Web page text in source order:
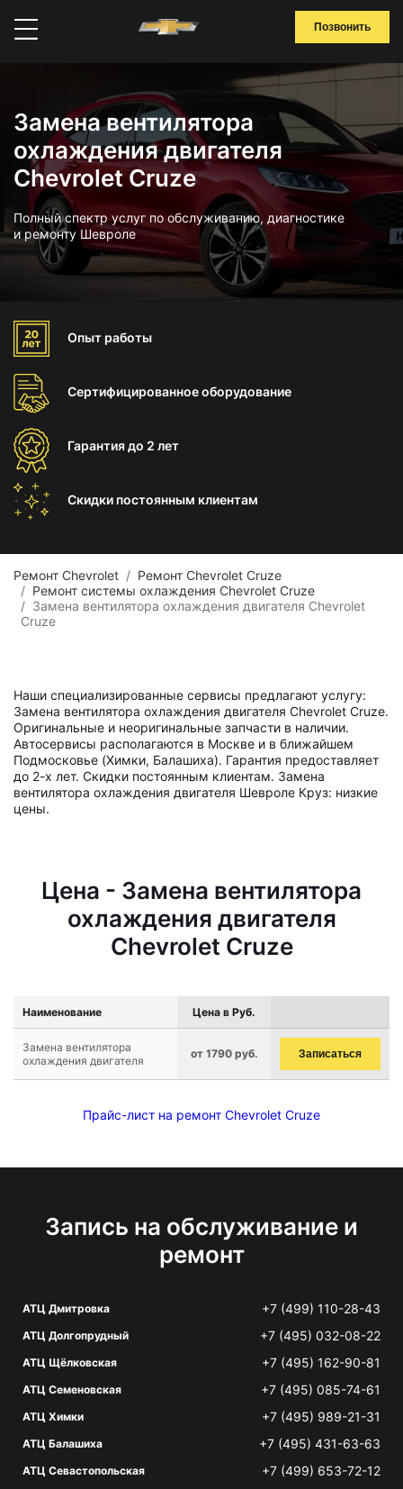
Позвонить
Замена вентилятора
охлаждения двигателя
Chevrolet Cruze
Полный спектр услуг по обслуживанию, диагностике
и ремонту Шевроле
Опыт работы
Сертифицированноеоборудование
Гарантиядо 2 лет
Скидки постоянным клиентам
Ремонт Chevrolet
Ремонт Chevrolet Cruze
Ремонт системы охлаждения Chevrolet Cruze
Замена вентилятора охлаждения двигателя Chevrolet
Cruze
Наши специализированные сервисы предлагают услугу:
Замена вентилятора охлаждения двигателя Chevrolet Cruze.
Оригинальные и неоригинальные запчасти в наличии.
Автосервисы располагаются в Москве и в ближайшем
Подмосковье (Химки, Балашиха). Гарантия предоставляет
до 2-х лет. Скидки постоянным клиентам. Замена
вентилятора охлаждения двигателя Шевроле Круз: низкие
цены.
Цена - Замена вентилятора
охлаждения двигателя
Chevrolet Cruze
Наименование Цена в Руб.
Замена вентилятора
охлаждения двигателя
от 1790 руб. Записаться
Прайс-лист на ремонт Chevrolet Cruze
Запись на обслуживание и
ремонт
АТЦ Дмитровка +7 (499) 110-28-43
АТЦ Долгопрудный +7 (495) 032-08-22
АТЦ Щёлковская +7 (495) 162-90-81
АТЦ Семеновская +7 (495) 085-74-61
АТЦ Химки +7 (495) 989-21-31
АТЦ Балашиха +7 (495) 431-63-63
АТЦ Севастопольская +7 (499) 653-72-12